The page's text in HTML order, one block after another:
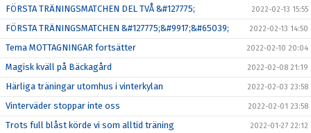
FÖRSTA TRÄNINGSMATCHEN DEL TVÅ &#127775; 2022-02-13 15:55
FÖRSTA TRÄNINGSMATCHEN &#127775;&#9917;&#65039; 2022-02-13 14:50
Tema MOTTAGNINGAR fortsätter 2022-02-10 20:04
Magisk kväll på Bäckagård 2022-02-08 21:19
Härliga träningar utomhus i vinterkylan 2022-02-03 23:58
Vinterväder stoppar inte oss 2022-02-01 23:58
Trots full blåst körde vi som alltid träning 2022-01-27 22:12